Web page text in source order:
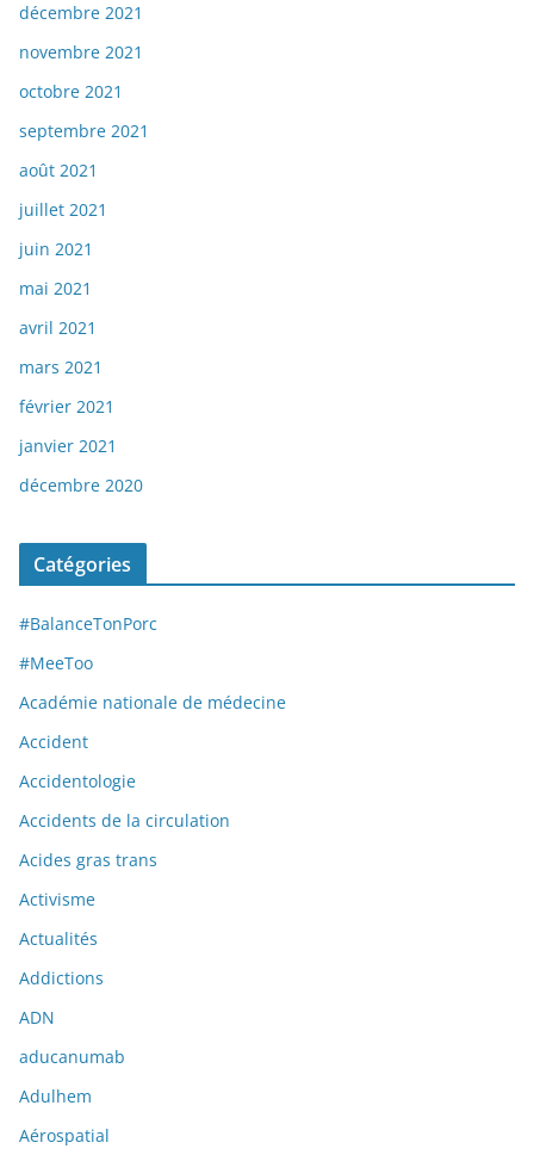
décembre 2021
novembre 2021
octobre 2021
septembre 2021
août 2021
juillet 2021
juin 2021
mai 2021
avril 2021
mars 2021
février 2021
janvier 2021
décembre 2020
Catégories
#BalanceTonPorc
#MeeToo
Académie nationale de médecine
Accident
Accidentologie
Accidents de la circulation
Acides gras trans
Activisme
Actualités
Addictions
ADN
aducanumab
Adulhem
Aérospatial